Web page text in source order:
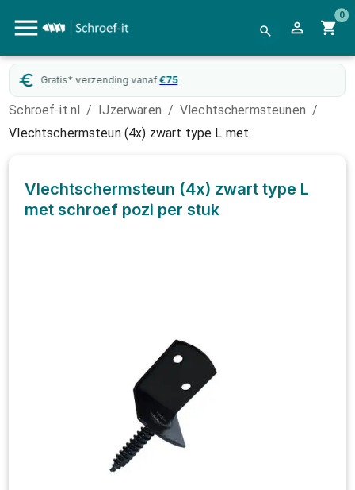
0
Gratis* verzending vanaf €75
Schroef-it.nl / IJzerwaren / Vlechtschermsteunen /
Vlechtschermsteun (4x) zwart type L met
Vlechtschermsteun (4x) zwart type L
met schroef pozi per stuk